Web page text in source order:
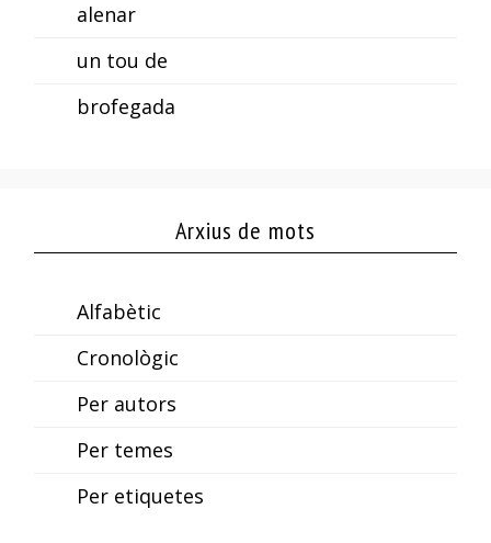
alenar
un tou de
brofegada
Arxius de mots
Alfabètic
Cronològic
Per autors
Per temes
Per etiquetes